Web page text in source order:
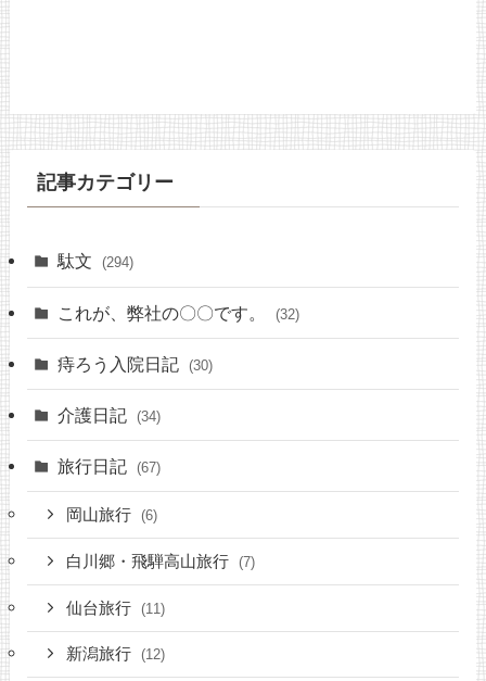
記事カテゴリー
駄文 (294)
これが、弊社の〇〇です。 (32)
痔ろう入院日記 (30)
介護日記 (34)
旅行日記 (67)
岡山旅行 (6)
白川郷・飛騨高山旅行 (7)
仙台旅行 (11)
新潟旅行 (12)